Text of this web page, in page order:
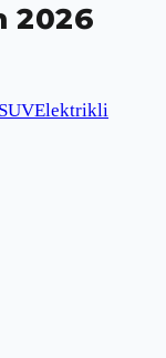
2026
Elektrikli